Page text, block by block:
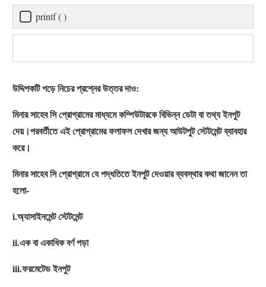
printf ( )
উদ্দিপকটি পড়ে নিচের প্রশ্নের উত্তর দাও:
মিনার সাহেব সি প্রোগ্রামের মাধ্যমে কম্পিউটারকে বিভিন্ন ডেটা বা তথ্য ইনপুট
দেয়।পরবর্তীতে এই প্রোগ্রামের ফলাফল দেখার জন্য আউটপুট স্টেটমেন্ট ব্যাবহার
করে।
মিনার সাহেব সি প্রোগ্রামে যে পদ্ধতিতে ইনপুট দেওয়ার ব্যবস্থার কথা জানেন তা
হলো-
i.অ্যাসাইনমেন্ট স্টেটমেন্ট
ii.এক বা একাধিক বর্ণ পড়া
iii.ফরমেটেড ইনপুট